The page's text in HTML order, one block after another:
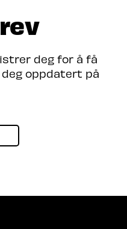
deg for å få
oppdatert på